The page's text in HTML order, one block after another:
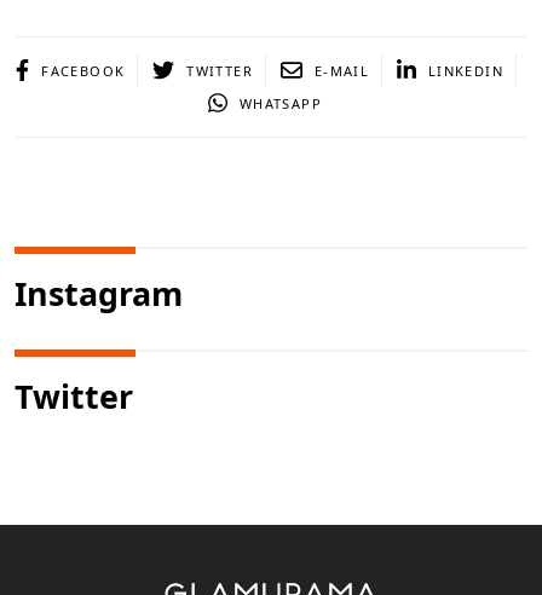
FACEBOOK TWITTER E-MAIL
LINKEDIN
WHATSAPP
Instagram
Twitter